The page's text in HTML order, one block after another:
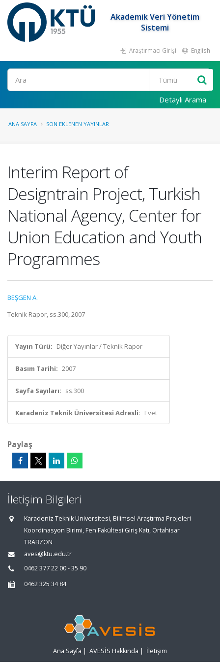
Akademik Veri Yönetim
Sistemi
Araştırmacı Girişi English
Ara
Detaylı Arama
ANA SAYFA SON EKLENEN YAYINLAR
Interim Report of
Designtrain Project, Turkish
National Agency, Center for
Union Education and Youth
Programmes
BEŞGEN A.
Teknik Rapor, ss.300, 2007
Yayın Türü: Diğer Yayınlar / Teknik Rapor
Basım Tarihi: 2007
Sayfa Sayıları: ss.300
Karadeniz Teknik Üniversitesi Adresli: Evet
Paylaş
İletişim Bilgileri
Karadeniz Teknik Üniversitesi, Bilimsel Araştırma Projeleri
Koordinasyon Birimi, Fen Fakültesi Giriş Katı, Ortahisar
TRABZON
aves@ktu.edu.tr
0462 377 22 00 - 35 90
0462 325 34 84
Ana Sayfa | AVESİS Hakkında | İletişim